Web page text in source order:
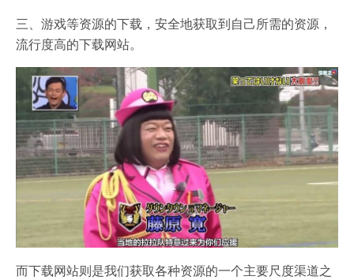
三、游戏等资源的下载，安全地获取到自己所需的资源，
流行度高的下载网站。
而下载网站则是我们获取各种资源的一个主要尺度渠道之